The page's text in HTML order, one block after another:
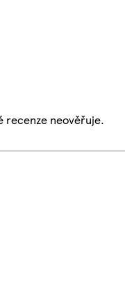
recenze neověřuje.